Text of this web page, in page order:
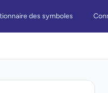
des symboles